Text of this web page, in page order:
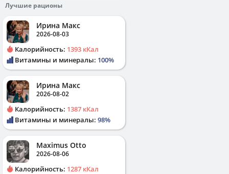
Лучшие рационы
Ирина Макс
2026-08-03
Калорийность: 1393 кКал
Витамины и минералы: 100%
Ирина Макс
2026-08-02
Калорийность: 1387 кКал
Витамины и минералы: 98%
Maximus Otto
2026-08-06
Калорийность: 1287 кКал